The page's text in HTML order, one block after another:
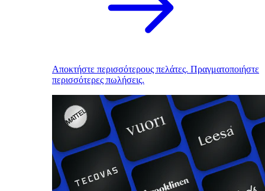
Αποκτήστε περισσότερους πελάτες. Πραγματοποιήστε
περισσότερες πωλήσεις.